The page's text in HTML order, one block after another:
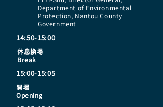
Department of Environmental
Protection, Nantou County
Government
14:50-15:00
休息換場
Break
15:00-15:05
開場
Opening